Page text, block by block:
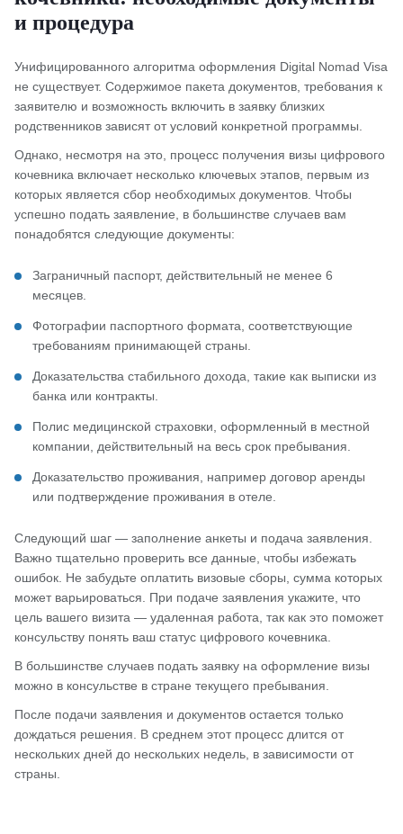
и процедура
Унифицированного алгоритма оформления Digital Nomad Visa
не существует. Содержимое пакета документов, требования к
заявителю и возможность включить в заявку близких
родственников зависят от условий конкретной программы.
Однако, несмотря на это, процесс получения визы цифрового
кочевника включает несколько ключевых этапов, первым из
которых является сбор необходимых документов. Чтобы
успешно подать заявление, в большинстве случаев вам
понадобятся следующие документы:
Заграничный паспорт, действительный не менее 6
месяцев.
Фотографии паспортного формата, соответствующие
требованиям принимающей страны.
Доказательства стабильного дохода, такие как выписки из
банка или контракты.
Полис медицинской страховки, оформленный в местной
компании, действительный на весь срок пребывания.
Доказательство проживания, например договор аренды
или подтверждение проживания в отеле.
Следующий шаг — заполнение анкеты и подача заявления.
Важно тщательно проверить все данные, чтобы избежать
ошибок. Не забудьте оплатить визовые сборы, сумма которых
может варьироваться. При подаче заявления укажите, что
цель вашего визита — удаленная работа, так как это поможет
консульству понять ваш статус цифрового кочевника.
В большинстве случаев подать заявку на оформление визы
можно в консульстве в стране текущего пребывания.
После подачи заявления и документов остается только
дождаться решения. В среднем этот процесс длится от
нескольких дней до нескольких недель, в зависимости от
страны.